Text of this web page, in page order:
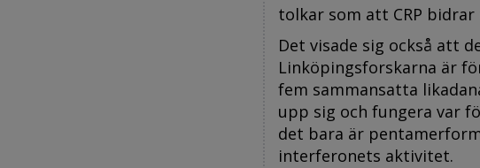
tolkar som att CRP
Det visade sig också att
Linköpingsforskarna är
fem sammansatta
upp sig och fungera var
det bara är
interferonets aktivitet.